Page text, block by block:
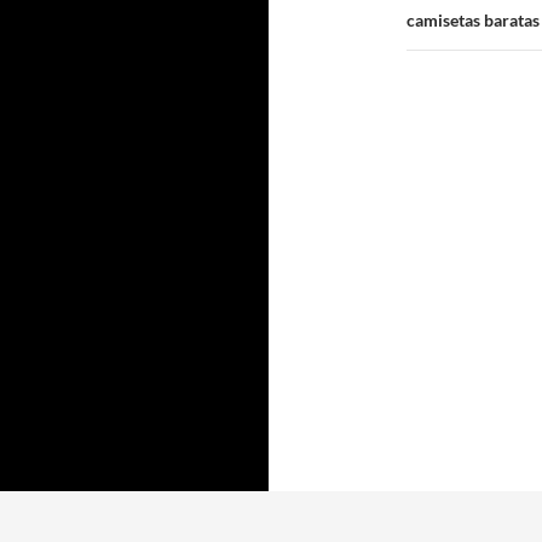
camisetas